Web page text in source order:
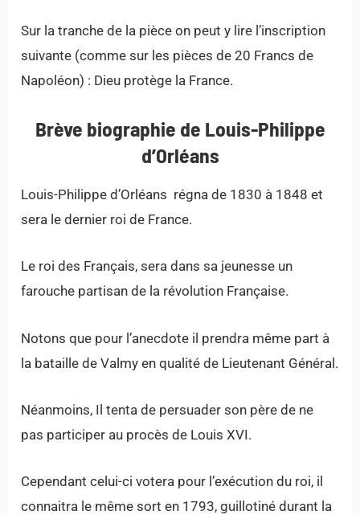
Sur la tranche de la pièce on peut y lire l’inscription
suivante (comme sur les pièces de 20 Francs de
Napoléon) : Dieu protège la France.
Brève biographie de Louis-Philippe
d’Orléans
Louis-Philippe d’Orléans régna de 1830 à 1848 et
sera le dernier roi de France.
Le roi des Français, sera dans sa jeunesse un
farouche partisan de la révolution Française.
Notons que pour l’anecdote il prendra même part à
la bataille de Valmy en qualité de Lieutenant Général.
Néanmoins, Il tenta de persuader son père de ne
pas participer au procès de Louis XVI.
Cependant celui-ci votera pour l’exécution du roi, il
connaitra le même sort en 1793, guillotiné durant la